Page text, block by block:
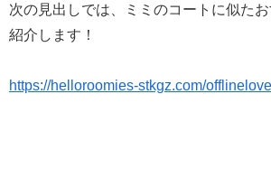
次の見出しでは、ミミのコートに似た
紹介します！
https://helloroomies-stkgz.com/